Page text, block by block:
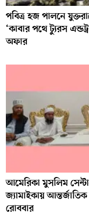
পবিত্র হজ পালনে
‘কাবার পথে ট্যুরস
অফার
আমেরিকা মুসলিম
জ্যামাইকায়
রোববার